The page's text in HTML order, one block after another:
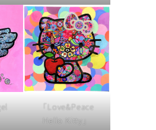
「Love&Peace
Hello Kitty」